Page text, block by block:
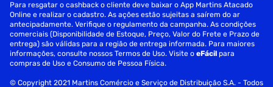
Para resgatar o cashback o cliente deve baixar o App Martins Atacado
Online e realizar o cadastro. As ações estão sujeitas a saírem do ar
antecipadamente. Verifique o regulamento da campanha. As condições
comerciais (Disponibilidade de Estoque, Preço, Valor do Frete e Prazo de
entrega) são válidas para a região de entrega informada. Para maiores
informações, consulte nossos Termos de Uso. Visite oeFácil para
compras de Uso e Consumo de Pessoa Física.
© Copyright 2021 Martins Comércio e Serviço de Distribuição S.A. - Todos